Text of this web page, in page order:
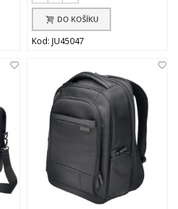
DO KOŠÍKU
Kod: JU45047